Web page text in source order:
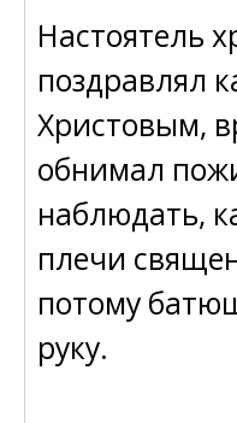
Настоятель
поздравлял
Христовым,
обнимал
наблюдать,
плечи
потому
руку.